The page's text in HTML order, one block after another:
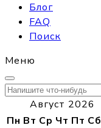
Блог
FAQ
Поиск
Меню
Найти:
Август 2026
Пн Вт Ср Чт Пт Сб